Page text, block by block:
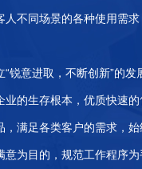
不同场景的各种使用需
锐意进取，不断创新”的
业的生存根本，优质快速
满足各类客户的需求，
为目的，规范工作程序